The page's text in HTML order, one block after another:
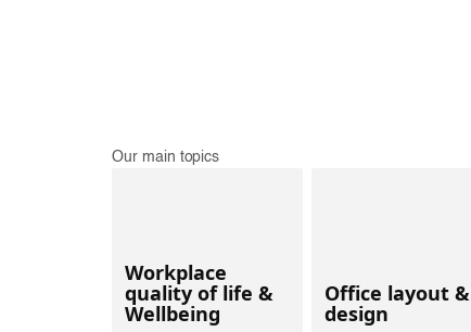
Our main topics
Workplace
quality of life &
Wellbeing
Office layout &
design